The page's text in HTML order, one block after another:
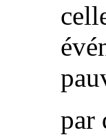
par